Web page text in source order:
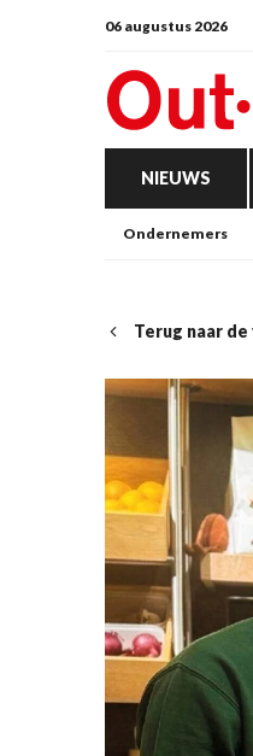
06 augustus 2026
NIEUWS
Ondernemers
Terug naar